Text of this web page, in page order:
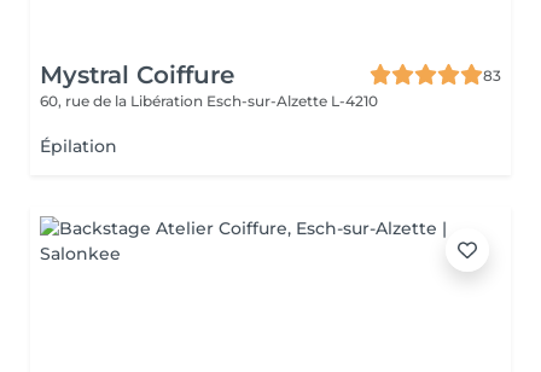
Mystral Coiffure
83
60, rue de la Libération Esch-sur-Alzette L-4210
Épilation